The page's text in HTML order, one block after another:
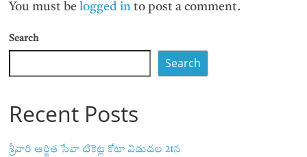
You must belogged in to post a comment.
Search
Search
Recent Posts
శ్రీవారి ఆర్జిత సేవా టికెట్ల కోటా విడుదల 21న